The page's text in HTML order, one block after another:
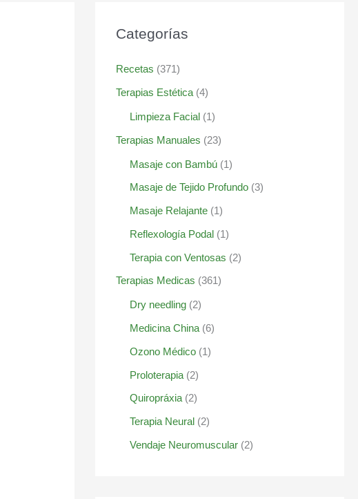
Categorías
Recetas (371)
Terapias Estética(4)
Limpieza Facial(1)
Terapias Manuales (23)
Masaje con Bambú(1)
Masaje de Tejido Profundo(3)
Masaje Relajante(1)
Reflexología Podal(1)
Terapia con Ventosas (2)
Terapias Medicas (361)
Dry needling(2)
Medicina China(6)
Ozono Médico(1)
Proloterapia(2)
Quiropráxia(2)
Terapia Neural(2)
Vendaje Neuromuscular(2)